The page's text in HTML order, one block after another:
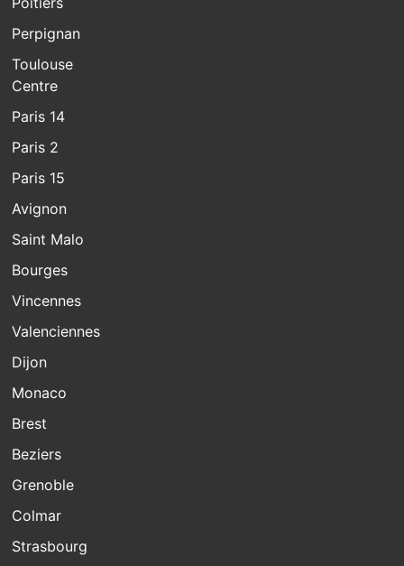
Perpignan
Toulouse
Centre
Paris 14
Paris 2
Paris 15
Avignon
Saint Malo
Bourges
Vincennes
Valenciennes
Dijon
Monaco
Brest
Beziers
Grenoble
Colmar
Strasbourg